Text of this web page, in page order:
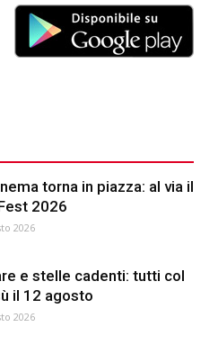
torna in piazza: al via il
2026
2026
e stelle cadenti: tutti col
il 12 agosto
2026